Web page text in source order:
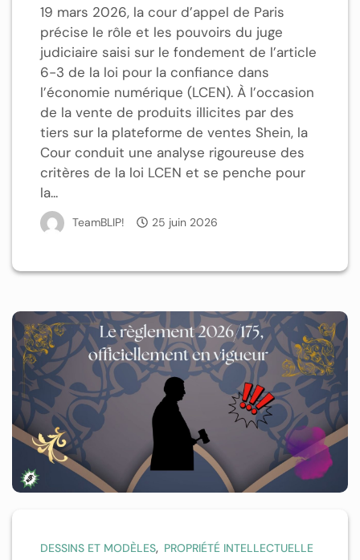
19 mars 2026, la cour d’appel de Paris
précise le rôle et les pouvoirs du juge
judiciaire saisi sur le fondement de l’article
6-3 de la loi pour la confiance dans
l’économie numérique (LCEN). À l’occasion
de la vente de produits illicites par des
tiers sur la plateforme de ventes Shein, la
Cour conduit une analyse rigoureuse des
critères de la loi LCEN et se penche pour
la...
TeamBLIP! 25 juin 2026
DESSINS ET MODÈLES, PROPRIÉTÉ INTELLECTUELLE